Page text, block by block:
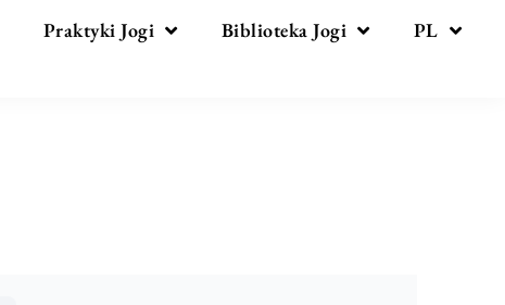
Praktyki Jogi Biblioteka Jogi PL